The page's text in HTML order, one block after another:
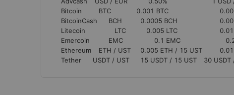
Bitcoin	   BTC	      0.001 BTC	                        0.001 BTC	1,000,000 BTC
BitcoinCash	BCH   	0.0005 BCH              	0.001 BCH	10,000,000 BCH
Litecoin	           LTC	   0.005 LTC                    	0.01 LTC	          1,000,000 LTC
Emercoin     	EMC	               0.1 EMC	                   0.2 EMC	10,000,000 EMC
Ethereum	   ETH / UST	0.005 ETH / 15 UST  	0.01 ETH / 30 UST	1,000,000 ETH / UST